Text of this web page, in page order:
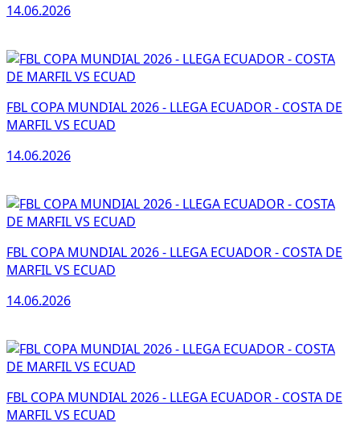
14.06.2026
FBL COPA MUNDIAL 2026 - LLEGA ECUADOR - COSTA DE
MARFIL VS ECUAD
14.06.2026
FBL COPA MUNDIAL 2026 - LLEGA ECUADOR - COSTA DE
MARFIL VS ECUAD
14.06.2026
FBL COPA MUNDIAL 2026 - LLEGA ECUADOR - COSTA DE
MARFIL VS ECUAD